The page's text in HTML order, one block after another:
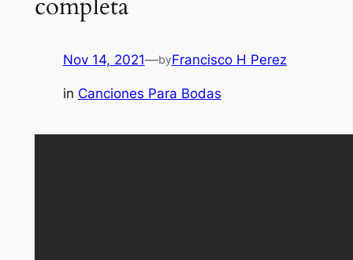
Nov 14, 2021—byFrancisco H Perez
in Canciones Para Bodas